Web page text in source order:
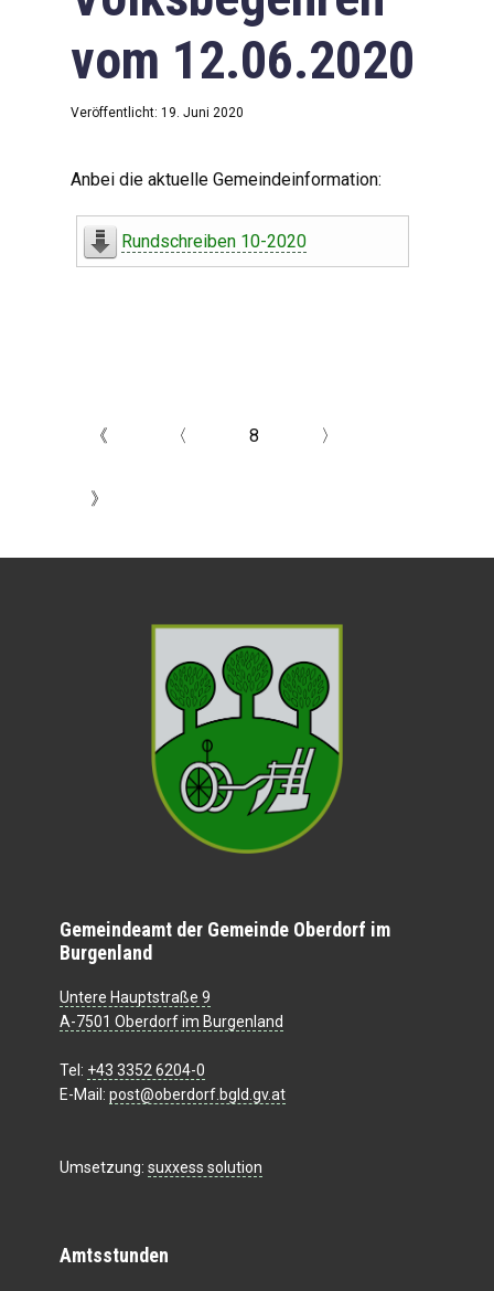
vom 12.06.2020
Veröffentlicht: 19. Juni 2020
Anbei die aktuelle Gemeindeinformation:
Rundschreiben 10-2020
《 〈 8 〉
》
Gemeindeamt der Gemeinde Oberdorf im
Burgenland
Untere Hauptstraße 9
A-7501 Oberdorf im Burgenland
Tel: +43 3352 6204-0
E-Mail: post@oberdorf.bgld.gv.at
Umsetzung: suxxess solution
Amtsstunden